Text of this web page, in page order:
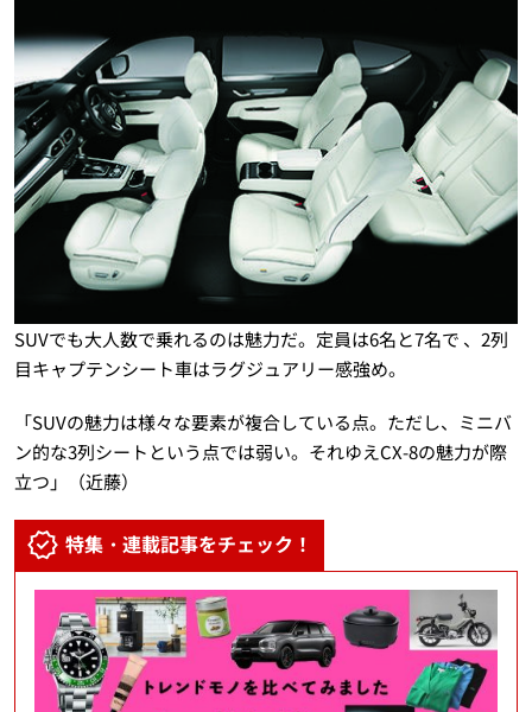
SUVでも大人数で乗れるのは魅力だ。定員は6名と7名で 、2列
目キャプテンシート車はラグジュアリー感強め。
「SUVの魅力は様々な要素が複合している点。ただし、ミニバ
ン的な3列シートという点では弱い。それゆえCX-8の魅力が際
立つ」（近藤）
特集・連載記事をチェック！